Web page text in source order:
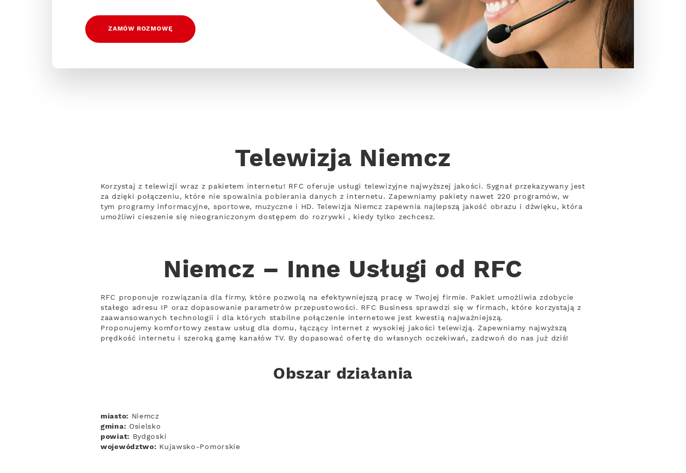
ZAMÓW ROZMOWĘ
Telewizja Niemcz
Korzystaj z telewizji wraz z pakietem internetu! RFC oferuje usługi telewizyjne najwyższej jakości. Sygnał przekazywany jest
za dzięki połączeniu, które nie spowalnia pobierania danych z internetu. Zapewniamy pakiety nawet 220 programów, w
tym programy informacyjne, sportowe, muzyczne i HD. Telewizja Niemcz zapewnia najlepszą jakość obrazu i dźwięku, która
umożliwi cieszenie się nieograniczonym dostępem do rozrywki , kiedy tylko zechcesz.
Niemcz – Inne Usługi od RFC
RFC proponuje rozwiązania dla firmy, które pozwolą na efektywniejszą pracę w Twojej firmie. Pakiet umożliwia zdobycie
stałego adresu IP oraz dopasowanie parametrów przepustowości. RFC Business sprawdzi się w firmach, które korzystają z
zaawansowanych technologii i dla których stabilne połączenie internetowe jest kwestią najważniejszą.
Proponujemy komfortowy zestaw usług dla domu, łączący internet z wysokiej jakości telewizją. Zapewniamy najwyższą
prędkość internetu i szeroką gamę kanałów TV. By dopasować ofertę do własnych oczekiwań, zadzwoń do nas już dziś!
Obszar działania
miasto: Niemcz
gmina: Osielsko
powiat: Bydgoski
województwo: Kujawsko-Pomorskie